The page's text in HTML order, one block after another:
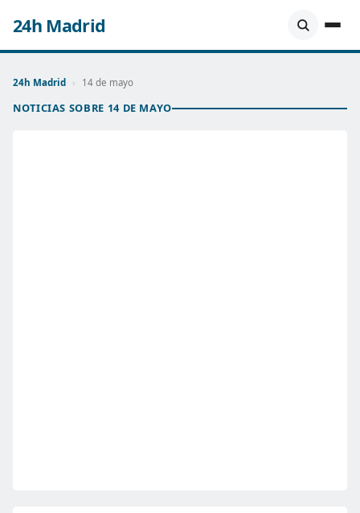
24h Madrid
24h Madrid › 14 de mayo
NOTICIAS SOBRE 14 DE MAYO